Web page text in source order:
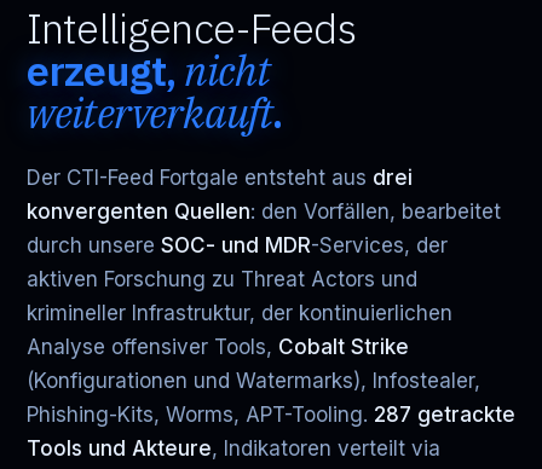
Intelligence-Feeds
erzeugt, nicht
weiterverkauft.
Der CTI-Feed Fortgale entsteht aus drei
konvergenten Quellen: den Vorfällen, bearbeitet
durch unsere SOC- und MDR-Services, der
aktiven Forschung zu Threat Actors und
krimineller Infrastruktur, der kontinuierlichen
Analyse offensiver Tools, Cobalt Strike
(Konfigurationen und Watermarks), Infostealer,
Phishing-Kits, Worms, APT-Tooling. 287 getrackte
Tools und Akteure, Indikatoren verteilt via